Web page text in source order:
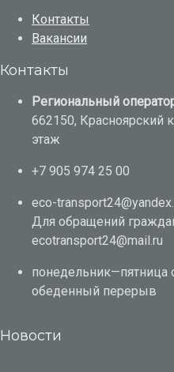
Контакты
Вакансии
Контакты
Региональный
662150, Красноярский
этаж
+7 905 974 25 00
eco-
Для обращений
ecotransport24@mail.ru
понедельник—пятница
обеденный перерыв
Новости